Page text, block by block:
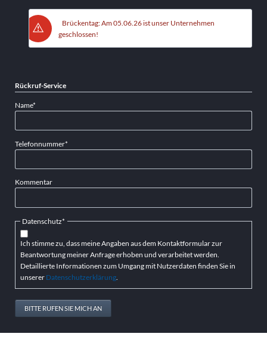
Brückentag: Am 05.06.26 ist unser Unternehmen
geschlossen!
Rückruf-Service
Pflichtfeld
Name*
Pflichtfeld
Telefonnummer*
Kommentar
Pflichtfeld
Datenschutz*
Ich stimme zu, dass meine Angaben aus dem Kontaktformular zur
Beantwortung meiner Anfrage erhoben und verarbeitet werden.
Detaillierte Informationen zum Umgang mit Nutzerdaten finden Sie in
unserer Datenschutzerklärung.
BITTE RUFEN SIE MICH AN